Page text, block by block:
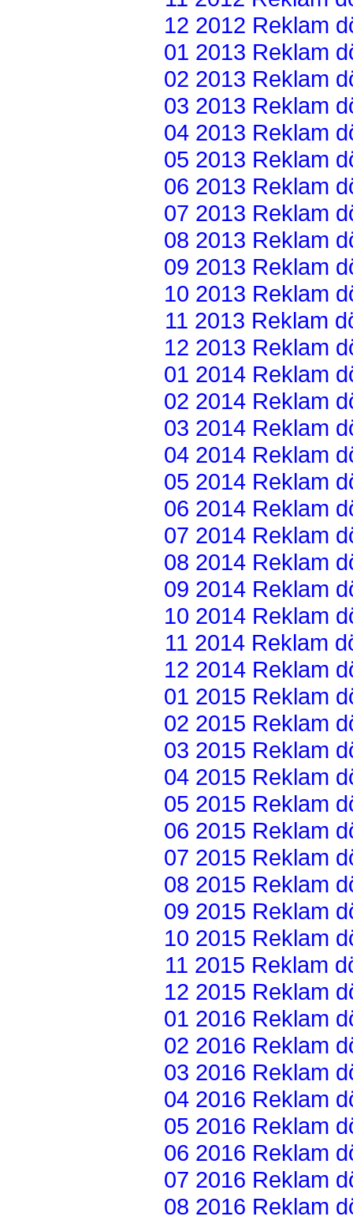
12 2012 Reklam
01 2013 Reklam
02 2013 Reklam
03 2013 Reklam
04 2013 Reklam
05 2013 Reklam
06 2013 Reklam
07 2013 Reklam
08 2013 Reklam
09 2013 Reklam
10 2013 Reklam
11 2013 Reklam
12 2013 Reklam
01 2014 Reklam
02 2014 Reklam
03 2014 Reklam
04 2014 Reklam
05 2014 Reklam
06 2014 Reklam
07 2014 Reklam
08 2014 Reklam
09 2014 Reklam
10 2014 Reklam
11 2014 Reklam
12 2014 Reklam
01 2015 Reklam
02 2015 Reklam
03 2015 Reklam
04 2015 Reklam
05 2015 Reklam
06 2015 Reklam
07 2015 Reklam
08 2015 Reklam
09 2015 Reklam
10 2015 Reklam
11 2015 Reklam
12 2015 Reklam
01 2016 Reklam
02 2016 Reklam
03 2016 Reklam
04 2016 Reklam
05 2016 Reklam
06 2016 Reklam
07 2016 Reklam
08 2016 Reklam